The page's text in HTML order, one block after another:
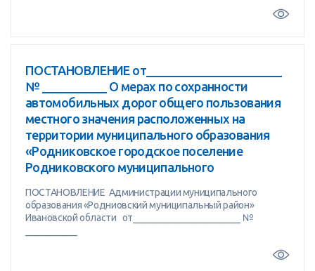
ПОСТАНОВЛЕНИЕ от_______________________
№ ___________ О мерах по сохранности
автомобильных дорог общего пользования
местного значения расположенных на
территории муниципального образования
«Родниковское городское поселение
Родниковского муниципального
ПОСТАНОВЛЕНИЕ Администрации муниципального
образования «Родниовский муниципальный район»
Ивановской области от_______________________ №